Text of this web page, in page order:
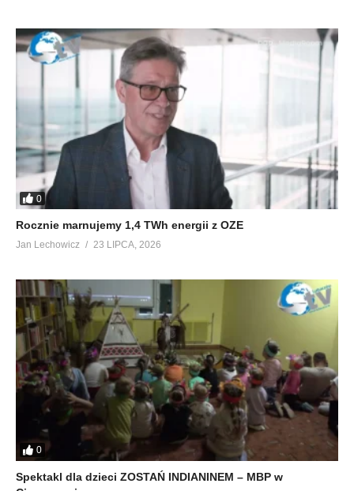
0
Rocznie marnujemy 1,4 TWh energii z OZE
Jan Lechowicz 23 LIPCA, 2026
0
Spektakl dla dzieci ZOSTAŃ INDIANINEM – MBP w